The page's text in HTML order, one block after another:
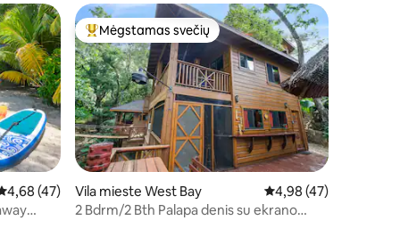
įvertinimas: 4,68 iš 5, atsiliepimų: 47
4,68 (47)
Svečių mėgstamiausias
Mėgstamas svečių
Vila mieste West Bay Vidutinis įvertinimas:
4,98 (47)
2 Bdrm/2 Bth Palapa denis su ekrano